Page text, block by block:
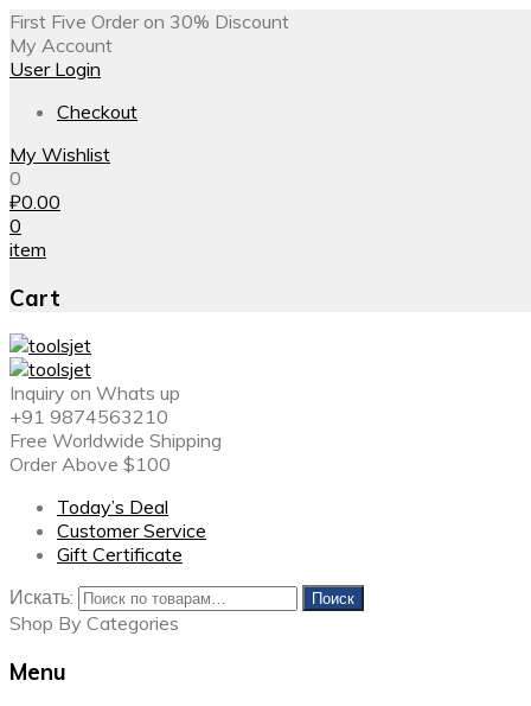
First Five Order on 30% Discount
My Account
User Login
Checkout
My Wishlist
0
₽0.00
0
item
Cart
Inquiry on Whats up
+91 9874563210
Free Worldwide Shipping
Order Above $100
Today’s Deal
Customer Service
Gift Certificate
Искать:
Поиск
Shop By Categories
Menu